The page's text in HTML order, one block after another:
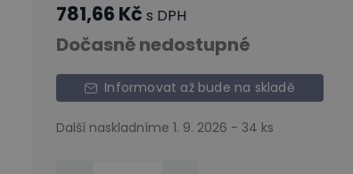
781,66 Kč s DPH
Dočasně nedostupné
Informovat až bude na skladě
Další naskladníme 1. 9. 2026 - 34 ks